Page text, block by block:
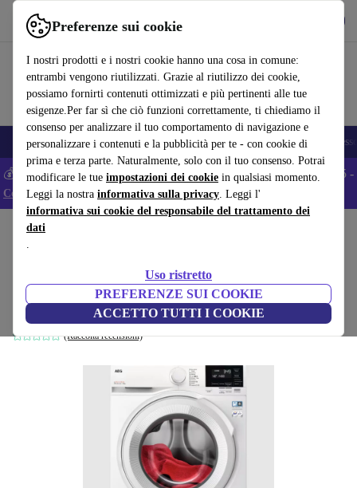
Preferenze sui cookie
I nostri prodotti e i nostri cookie hanno una cosa in comune:
entrambi vengono riutilizzati. Grazie al riutilizzo dei cookie,
possiamo fornirti contenuti ottimizzati e più pertinenti alle tue
esigenze.Per far sì che ciò funzioni correttamente, ti chiediamo il
consenso per analizzare il tuo comportamento di navigazione e
personalizzare i contenuti e la pubblicità per te - con cookie di
prima e terza parte. Naturalmente, solo con il tuo consenso. Potrai
modificare le tue impostazioni dei cookie in qualsiasi momento.
Leggi la nostra informativa sulla privacy. Leggi l'
informativa sui cookie del responsabile del trattamento dei
dati
.
Uso ristretto
PREFERENZE SUI COOKIE
ACCETTO TUTTI I COOKIE
Usa refurbed in modo rapido e semplice
🎒 Back to school Smartphone Portatili Tablet Smartwatch
💰 Extra -5% su tutti gli smartphone Android - Codice: ANDROID5 -
Condizioni
Home
AEG 6000 ProSense® LR6G84OW
Lavatrice a carica frontale 8 kg
24 mesi di garanzia del produttore | bianco
(Raccolta recensioni)